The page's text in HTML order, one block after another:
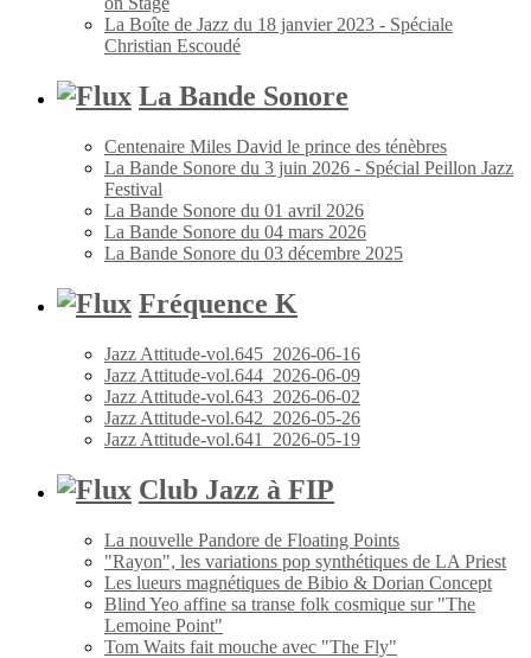
La Boîte de Jazz du 18 janvier 2023 - Spéciale
Christian Escoudé
La Bande Sonore
Centenaire Miles David le prince des ténèbres
La Bande Sonore du 3 juin 2026 - Spécial Peillon Jazz
Festival
La Bande Sonore du 01 avril 2026
La Bande Sonore du 04 mars 2026
La Bande Sonore du 03 décembre 2025
Fréquence K
Jazz Attitude-vol.645_2026-06-16
Jazz Attitude-vol.644_2026-06-09
Jazz Attitude-vol.643_2026-06-02
Jazz Attitude-vol.642_2026-05-26
Jazz Attitude-vol.641_2026-05-19
Club Jazz à FIP
La nouvelle Pandore de Floating Points
"Rayon", les variations pop synthétiques de LA Priest
Les lueurs magnétiques de Bibio & Dorian Concept
Blind Yeo affine sa transe folk cosmique sur "The
Lemoine Point"
Tom Waits fait mouche avec "The Fly"